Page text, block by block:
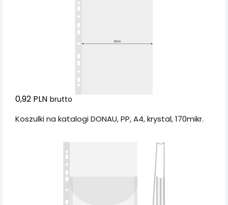
0,92 PLN brutto
Koszulki na katalogi DONAU, PP, A4, krystal, 170mikr.